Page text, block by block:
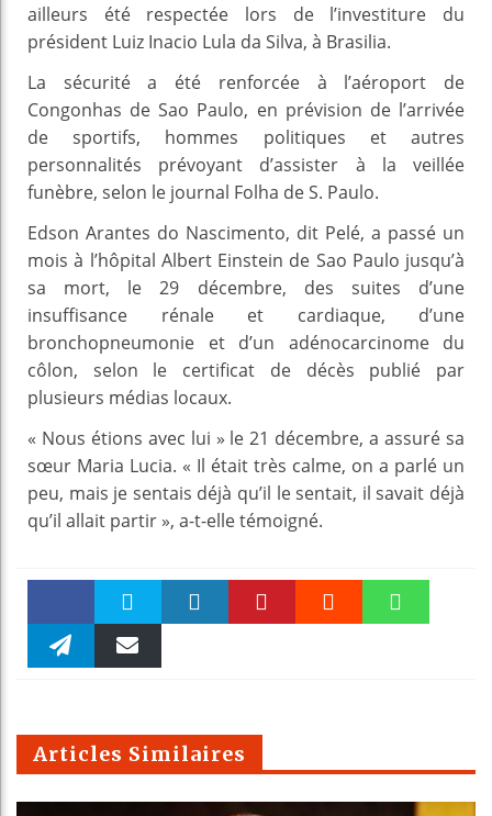
ailleurs été respectée lors de l’investiture du
président Luiz Inacio Lula da Silva, à Brasilia.
La sécurité a été renforcée à l’aéroport de
Congonhas de Sao Paulo, en prévision de l’arrivée
de sportifs, hommes politiques et autres
personnalités prévoyant d’assister à la veillée
funèbre, selon le journal Folha de S. Paulo.
Edson Arantes do Nascimento, dit Pelé, a passé un
mois à l’hôpital Albert Einstein de Sao Paulo jusqu’à
sa mort, le 29 décembre, des suites d’une
insuffisance rénale et cardiaque, d’une
bronchopneumonie et d’un adénocarcinome du
côlon, selon le certificat de décès publié par
plusieurs médias locaux.
« Nous étions avec lui » le 21 décembre, a assuré sa
sœur Maria Lucia. « Il était très calme, on a parlé un
peu, mais je sentais déjà qu’il le sentait, il savait déjà
qu’il allait partir », a-t-elle témoigné.
Faceboo Twitter
m
Articles Similaires